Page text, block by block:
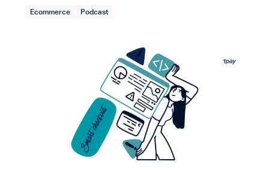
Ecommerce Podcast